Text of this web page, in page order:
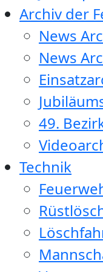
Archiv der
News
News
49.
Technik